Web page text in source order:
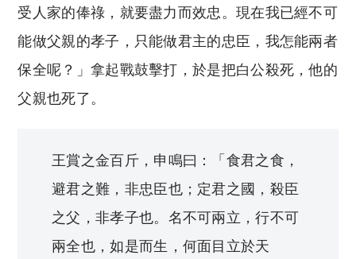
受人家的俸祿，就要盡力而效忠。現在我已經不可
能做父親的孝子，只能做君主的忠臣，我怎能兩者
保全呢？」拿起戰鼓擊打，於是把白公殺死，他的
父親也死了。
王賞之金百斤，申鳴曰：「食君之食，
避君之難，非忠臣也；定君之國，殺臣
之父，非孝子也。名不可兩立，行不可
兩全也，如是而生，何面目立於天